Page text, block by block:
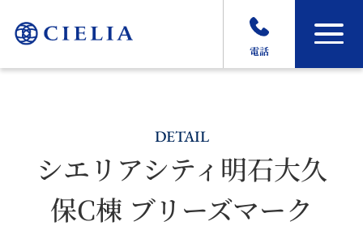
電話
DETAIL
シエリアシティ明石大久
保C棟 ブリーズマーク